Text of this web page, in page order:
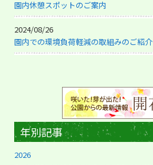
園内休憩スポットのご案内
2024/08/26
園内での環境負荷軽減の取組みのご紹介
年別記事
2026